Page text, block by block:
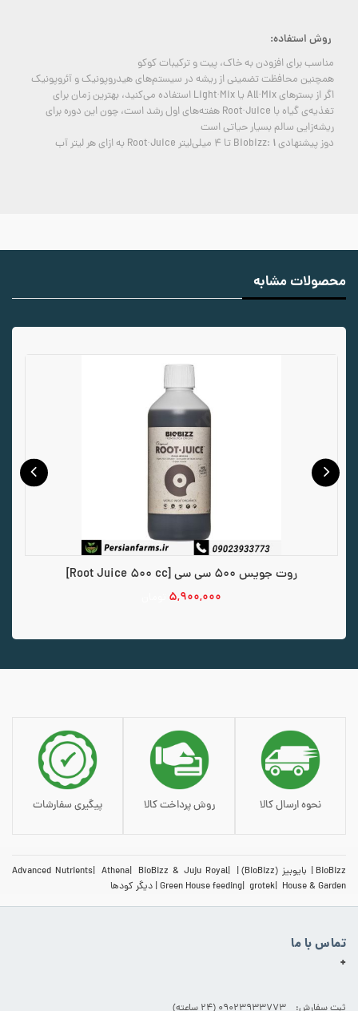
روش استفاده:
مناسب برای افزودن به خاک، پیت و ترکیبات کوکو
همچنین محافظت تضمینی از ریشه در سیستم‌های هیدروپونیک و آئروپونیک
اگر از بسترهای All·Mix یا Light·Mix استفاده می‌کنید، بهترین زمان برای
تغذیه‌ی گیاه با Root·Juice هفته‌های اول رشد است، چون این دوره برای
ریشه‌زایی سالم بسیار حیاتی است
دوز پیشنهادی Biobizz:۱ تا ۴ میلی‌لیتر Root·Juice به ازای هر لیتر آب
محصولات مشابه
روت جویس 500 سی سی [Root Juice 500 cc]
۵,۹۰۰,۰۰۰
نحوه ارسال کالا روش پرداخت کالا پیگیری سفارشات
BioBizz بایوبیز (BioBizz) Advanced Nutrients Athena
BioBizz & Juju Royal
Green House feeding grotek House & Garden دیگر کودها
تماس با ما
+